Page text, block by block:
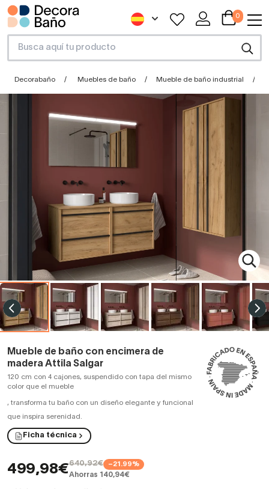
0
Decorabaño Muebles de baño Mueble de baño industrial
Mueble de baño con encimera de
madera Attila Salgar
120 cm con 4 cajones, suspendido con tapa del mismo
color que el mueble
, transforma tu baño con un diseño elegante y funcional
que inspira serenidad.
Ficha técnica
499,98€640,92€ −21.99%
Ahorras 140,94€